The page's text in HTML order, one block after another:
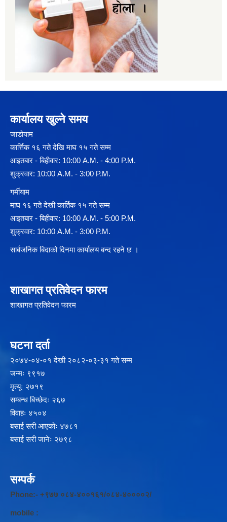
कार्यालय खुल्ने समय
जाडोयाम
कार्त्तिक १६ गते देखि माघ १५ गते सम्म
आइतबार - बिहीवार: 10:00 A.M. - 4:00 P.M.
शुक्रवार: 10:00 A.M. - 3:00 P.M.
गर्मीयाम
माघ १६ गते देखी कार्तिक १५ गते सम्म
आइतबार - बिहीवार: 10:00 A.M. - 5:00 P.M.
शुक्रवार: 10:00 A.M. - 3:00 P.M.
सार्बजनिक बिदाको दिनमा कार्यालय बन्द रहने छ ।
शाखागत प्रतिवेदन फारम
शाखागत प्रतिवेदन फारम
घटना दर्ता
२‍०७४-०४-०१ देखी २०८२-०३-३१ गते सम्म
जन्मः ९९१७
मृत्यूः २७१९
सम्बन्ध बिच्छेदः २६७
विवाहः ४५०४
बसाई सरी आएकोः ४७८१
बसाई सरी जानेः २७९८
सम्पर्क
Phone:- +९७७ ०८४-४००१६१/०८४-४००००२/
mobile :